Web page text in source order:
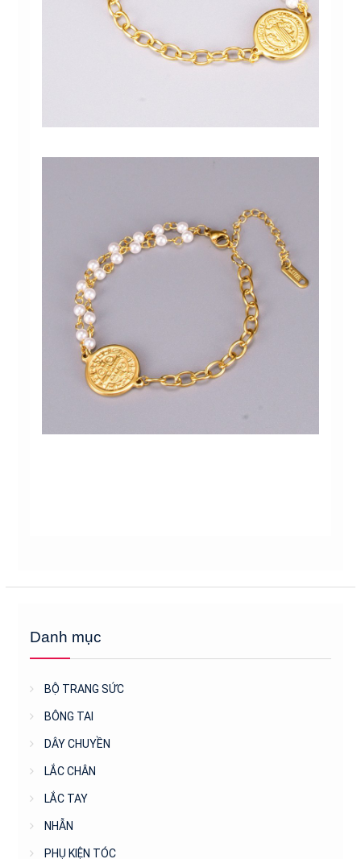
Danh mục
BỘ TRANG SỨC
BÔNG TAI
DÂY CHUYỀN
LẮC CHÂN
LẮC TAY
NHẪN
PHỤ KIỆN TÓC